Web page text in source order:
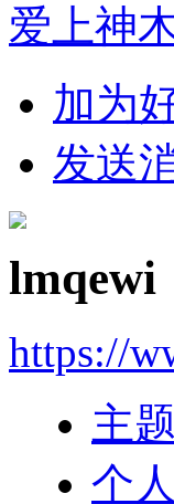
爱上神
加为
发送
lmqewi
https://
主题
个